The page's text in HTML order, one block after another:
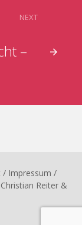
–
NEXT
/ Impressum /
Reiter &